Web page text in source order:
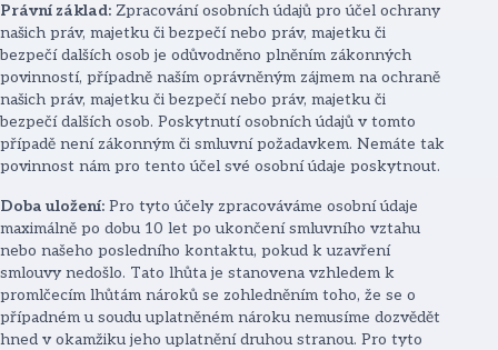
Právní základ: Zpracování osobních údajů pro účel ochrany
našich práv, majetku či bezpečí nebo práv, majetku či
bezpečí dalších osob je odůvodněno plněním zákonných
povinností, případně naším oprávněným zájmem na ochraně
našich práv, majetku či bezpečí nebo práv, majetku či
bezpečí dalších osob. Poskytnutí osobních údajů v tomto
případě není zákonným či smluvní požadavkem. Nemáte tak
povinnost nám pro tento účel své osobní údaje poskytnout.
Doba uložení: Pro tyto účely zpracováváme osobní údaje
maximálně po dobu 10 let po ukončení smluvního vztahu
nebo našeho posledního kontaktu, pokud k uzavření
smlouvy nedošlo. Tato lhůta je stanovena vzhledem k
promlčecím lhůtám nároků se zohledněním toho, že se o
případném u soudu uplatněném nároku nemusíme dozvědět
hned v okamžiku jeho uplatnění druhou stranou. Pro tyto